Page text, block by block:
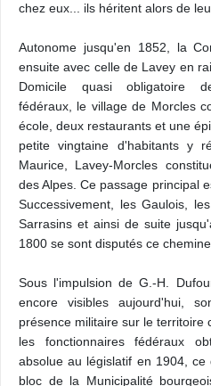
chez eux... ils héritent alors de
Autonome jusqu'en 1852, la
ensuite avec celle de Lavey en
Domicile quasi obligatoire
fédéraux, le village de Morcles
école, deux restaurants et une
petite vingtaine d'habitants y
Maurice, Lavey-Morcles
des Alpes. Ce passage principal
Successivement, les Gaulois,
Sarrasins et ainsi de suite
1800 se sont disputés ce
Sous l'impulsion de G.-H.
encore visibles aujourd'hui,
présence militaire sur le territoire
les fonctionnaires fédéraux
absolue au législatif en 1904,
bloc de la Municipalité